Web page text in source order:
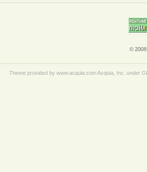
©
Theme provided by www.acquia.com Acquia, Inc. under